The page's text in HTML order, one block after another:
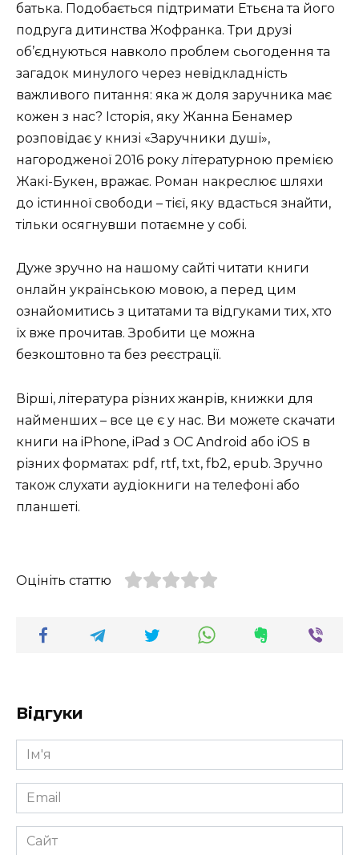
батька. Подобається підтримати Етьєна та його
подруга дитинства Жофранка. Три друзі
об’єднуються навколо проблем сьогодення та
загадок минулого через невідкладність
важливого питання: яка ж доля заручника має
кожен з нас? Історія, яку Жанна Бенамер
розповідає у книзі «Заручники душі»,
нагородженої 2016 року літературною премією
Жакі-Букен, вражає. Роман накреслює шляхи
до істинної свободи – тієї, яку вдасться знайти,
тільки осягнувши потаємне у собі.
Дуже зручно на нашому сайті читати книги
онлайн українською мовою, а перед цим
ознайомитись з цитатами та відгуками тих, хто
їх вже прочитав. Зробити це можна
безкоштовно та без реєстрації.
Вірші, література різних жанрів, книжки для
найменших – все це є у нас. Ви можете скачати
книги на iPhone, iPad з ОС Android або iOS в
різних форматах: pdf, rtf, txt, fb2, epub. Зручно
також слухати аудіокниги на телефоні або
планшеті.
Оцініть статтю
Відгуки
Ім'я
*
Email
*
Сайт